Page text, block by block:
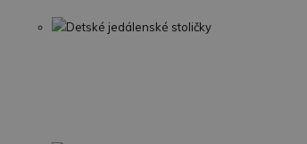
Detské jedálenské stoličky